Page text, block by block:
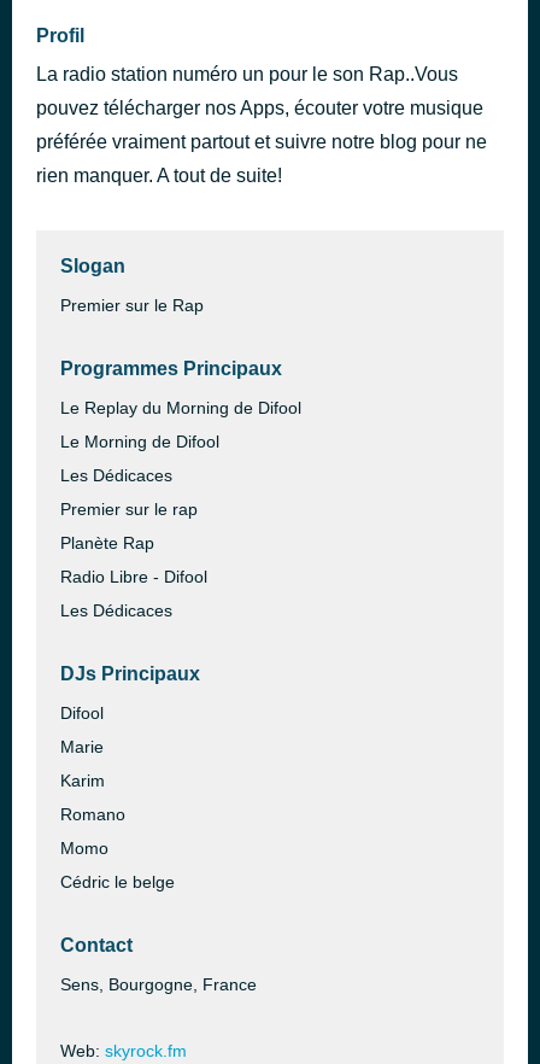
Sexy Nana
Aya Nakamura, La Rvfleuze
NUEVAYoL
Bad Bunny
il y a 29 minutes
Mr. Know It All
Profil
La radio station numéro un pour le son Rap..Vous
pouvez télécharger nos Apps, écouter votre musique
préférée vraiment partout et suivre notre blog pour ne
rien manquer. A tout de suite!
Slogan
Premier sur le Rap
Programmes Principaux
Le Replay du Morning de Difool
Le Morning de Difool
Les Dédicaces
Premier sur le rap
Planète Rap
Radio Libre - Difool
Les Dédicaces
DJs Principaux
Difool
Marie
Karim
Romano
Momo
Cédric le belge
Contact
Sens, Bourgogne, France
Web: skyrock.fm